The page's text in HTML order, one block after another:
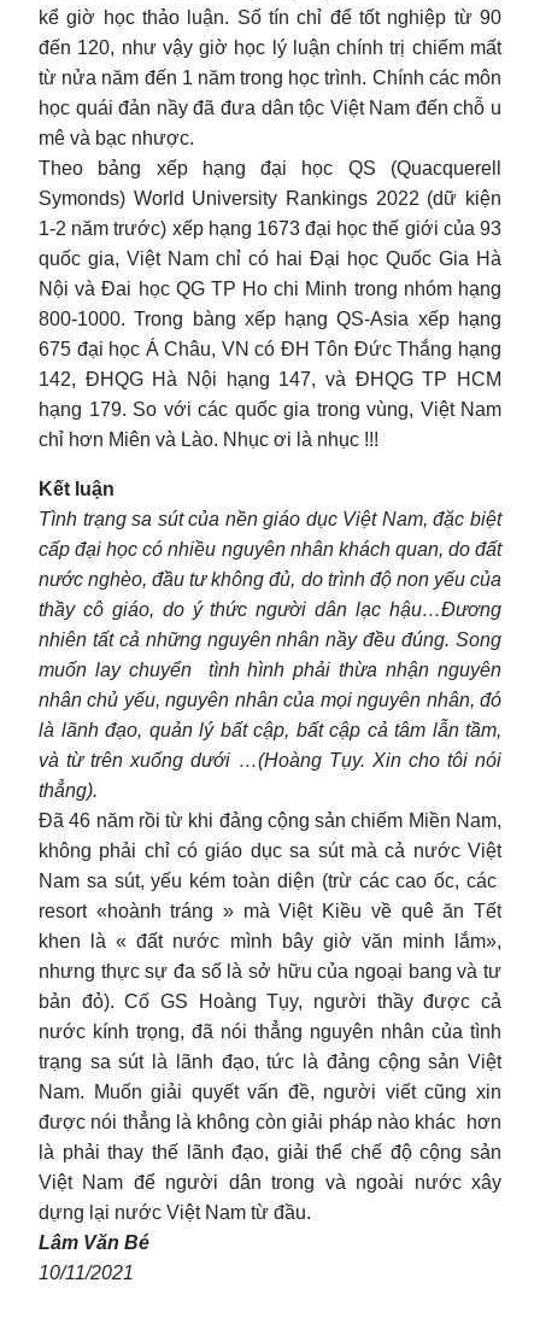
kể giờ học thảo luận. Số tín chỉ để tốt nghiệp từ 90
đến 120, như vậy giờ học lý luận chính trị chiếm mất
từ nửa năm đến 1 năm trong học trình. Chính các môn
học quái đản nầy đã đưa dân tộc Việt Nam đến chỗ u
mê và bạc nhược.
Theo bảng xếp hạng đại học QS (Quacquerell
Symonds) World University Rankings 2022 (dữ kiện
1-2 năm trước) xếp hạng 1673 đại học thế giới của 93
quốc gia, Việt Nam chỉ có hai Đại học Quốc Gia Hà
Nội và Đai học QG TP Ho chi Minh trong nhóm hạng
800-1000. Trong bàng xếp hạng QS-Asia xếp hạng
675 đại học Á Châu, VN có ĐH Tôn Đức Thắng hạng
142, ĐHQG Hà Nội hạng 147, và ĐHQG TP HCM
hạng 179. So với các quốc gia trong vùng, Việt Nam
chỉ hơn Miên và Lào. Nhục ơi là nhục !!!
Kết luận
Tình trạng sa sút của nền giáo dục Việt Nam, đặc biệt
cấp đại học có nhiều nguyên nhân khách quan, do đất
nước nghèo, đầu tư không đủ, do trình độ non yếu của
thầy cô giáo, do ý thức người dân lạc hậu…Đương
nhiên tất cả những nguyên nhân nầy đều đúng. Song
muốn lay chuyển tình hình phải thừa nhận nguyên
nhân chủ yếu, nguyên nhân của mọi nguyên nhân, đó
là lãnh đạo, quản lý bất cập, bất cập cả tâm lẫn tầm,
và từ trên xuống dưới …(Hoàng Tụy. Xin cho tôi nói
thẳng).
Đã 46 năm rồi từ khi đảng cộng sản chiếm Miền Nam,
không phải chỉ có giáo dục sa sút mà cả nước Việt
Nam sa sút, yếu kém toàn diện (trừ các cao ốc, các
resort «hoành tráng » mà Việt Kiều về quê ăn Tết
khen là « đất nước mình bây giờ văn minh lắm»,
nhưng thực sự đa số là sở hữu của ngoại bang và tư
bản đỏ). Cố GS Hoàng Tụy, người thầy được cả
nước kính trọng, đã nói thẳng nguyên nhân của tình
trạng sa sút là lãnh đạo, tức là đảng cộng sản Việt
Nam. Muốn giải quyết vấn đề, người viết cũng xin
được nói thẳng là không còn giải pháp nào khác hơn
là phải thay thế lãnh đạo, giải thể chế độ cộng sản
Việt Nam để người dân trong và ngoài nước xây
dựng lại nước Việt Nam từ đầu.
Lâm Văn Bé
10/11/2021